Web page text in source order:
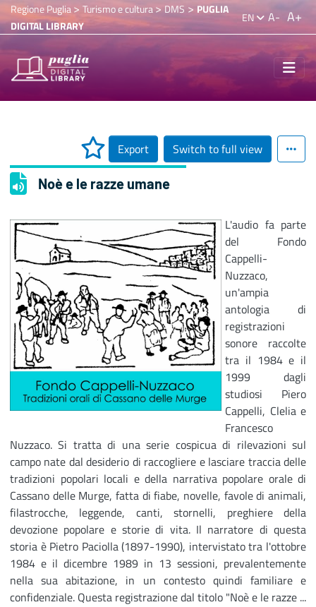
Regione Puglia> Turismo e cultura>DMS > PUGLIA
DIGITAL LIBRARY
EN A- A+
Export Switch to full view
Noè e le razze umane
L'audio fa parte
del Fondo
Cappelli-
Nuzzaco,
un'ampia
antologia di
registrazioni
sonore raccolte
tra il 1984 e il
1999 dagli
studiosi Piero
Cappelli, Clelia e
Francesco
Nuzzaco. Si tratta di una serie cospicua di rilevazioni sul
campo nate dal desiderio di raccogliere e lasciare traccia delle
tradizioni popolari locali e della narrativa popolare orale di
Cassano delle Murge, fatta di fiabe, novelle, favole di animali,
filastrocche, leggende, canti, stornelli, preghiere della
devozione popolare e storie di vita. Il narratore di questa
storia è Pietro Paciolla (1897-1990), intervistato tra l'ottobre
1984 e il dicembre 1989 in 13 sessioni, prevalentemente
nella sua abitazione, in un contesto quindi familiare e
confidenziale. Questa registrazione dal titolo "Noè e le razze ...